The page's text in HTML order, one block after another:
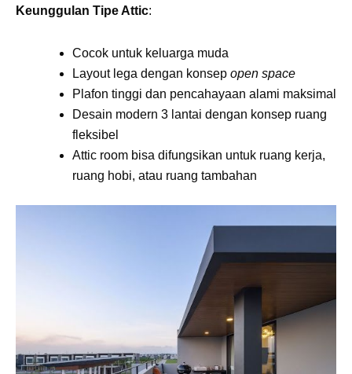
Keunggulan Tipe Attic:
Cocok untuk keluarga muda
Layout lega dengan konsep open space
Plafon tinggi dan pencahayaan alami maksimal
Desain modern 3 lantai dengan konsep ruang
fleksibel
Attic room bisa difungsikan untuk ruang kerja,
ruang hobi, atau ruang tambahan